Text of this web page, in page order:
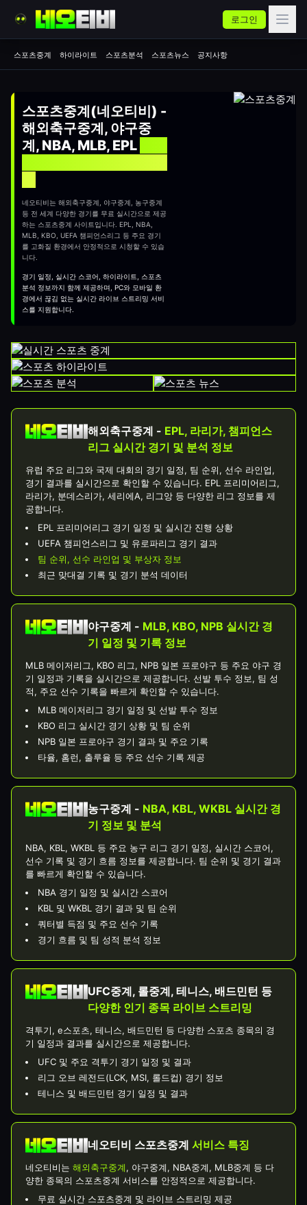
로그인
스포츠중계 하이라이트 스포츠분석 스포츠뉴스 공지사항
스포츠중계(네오티비) -
해외축구중계, 야구중
계, NBA, MLB, EPL
네오티비는 해외축구중계, 야구중계, 농구중계
등 전 세계 다양한 경기를 무료 실시간으로 제공
하는 스포츠중계 사이트입니다. EPL, NBA,
MLB, KBO, UEFA 챔피언스리그 등 주요 경기
를 고화질 환경에서 안정적으로 시청할 수 있습
니다.
경기 일정, 실시간 스코어, 하이라이트, 스포츠
분석 정보까지 함께 제공하며, PC와 모바일 환
경에서 끊김 없는 실시간 라이브 스트리밍 서비
스를 지원합니다.
해외축구중계 - EPL, 라리가, 챔피언스
리그 실시간 경기 및 분석 정보
유럽 주요 리그와 국제 대회의 경기 일정, 팀 순위, 선수 라인업,
경기 결과를 실시간으로 확인할 수 있습니다. EPL 프리미어리그,
라리가, 분데스리가, 세리에A, 리그앙 등 다양한 리그 정보를 제
공합니다.
EPL 프리미어리그 경기 일정 및 실시간 진행 상황
UEFA 챔피언스리그 및 유로파리그 경기 결과
팀 순위, 선수 라인업 및 부상자 정보
최근 맞대결 기록 및 경기 분석 데이터
야구중계 - MLB, KBO, NPB 실시간 경
기 일정 및 기록 정보
MLB 메이저리그, KBO 리그, NPB 일본 프로야구 등 주요 야구 경
기 일정과 기록을 실시간으로 제공합니다. 선발 투수 정보, 팀 성
적, 주요 선수 기록을 빠르게 확인할 수 있습니다.
MLB 메이저리그 경기 일정 및 선발 투수 정보
KBO 리그 실시간 경기 상황 및 팀 순위
NPB 일본 프로야구 경기 결과 및 주요 기록
타율, 홈런, 출루율 등 주요 선수 기록 제공
농구중계 - NBA, KBL, WKBL 실시간 경
기 정보 및 분석
NBA, KBL, WKBL 등 주요 농구 리그 경기 일정, 실시간 스코어,
선수 기록 및 경기 흐름 정보를 제공합니다. 팀 순위 및 경기 결과
를 빠르게 확인할 수 있습니다.
NBA 경기 일정 및 실시간 스코어
KBL 및 WKBL 경기 결과 및 팀 순위
쿼터별 득점 및 주요 선수 기록
경기 흐름 및 팀 성적 분석 정보
UFC중계, 롤중계, 테니스, 배드민턴 등
다양한 인기 종목 라이브 스트리밍
격투기, e스포츠, 테니스, 배드민턴 등 다양한 스포츠 종목의 경
기 일정과 결과를 실시간으로 제공합니다.
UFC 및 주요 격투기 경기 일정 및 결과
리그 오브 레전드(LCK, MSI, 롤드컵) 경기 정보
테니스 및 배드민턴 경기 일정 및 결과
네오티비 스포츠중계 서비스 특징
네오티비는 해외축구중계, 야구중계, NBA중계, MLB중계 등 다
양한 종목의 스포츠중계 서비스를 안정적으로 제공합니다.
무료 실시간 스포츠중계 및 라이브 스트리밍 제공